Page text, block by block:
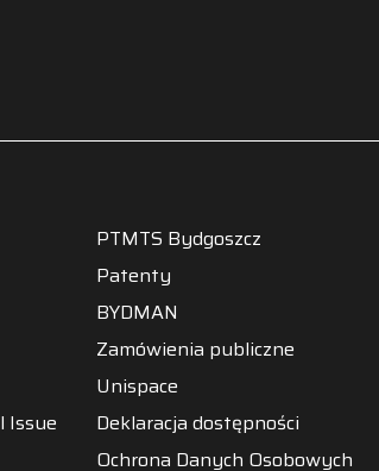
Issue
PTMTS Bydgoszcz
Patenty
BYDMAN
Zamówienia publiczne
Unispace
Deklaracja dostępności
Ochrona Danych Osobowych